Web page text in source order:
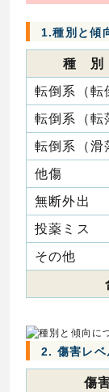
1.種別と傾
種 別
転倒系（転
転倒系（転
転倒系（滑
他傷
無断外出
投薬ミス
その他
2. 傷害レベ
傷